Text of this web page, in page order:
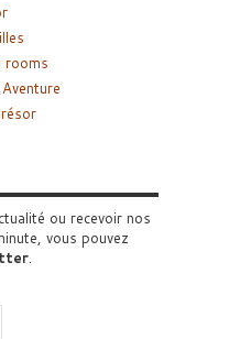
rooms
ou recevoir nos
vous pouvez